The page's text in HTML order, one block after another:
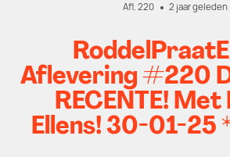
Afl. 220 2 jaar geleden
Aflevering #220
RECENTE!
Ellens! 30-01-25